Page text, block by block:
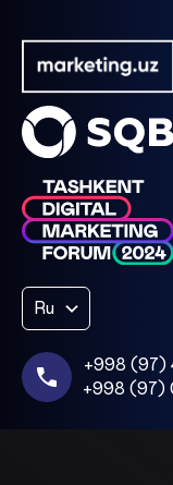
Ru
+998 (97)
+998 (97)